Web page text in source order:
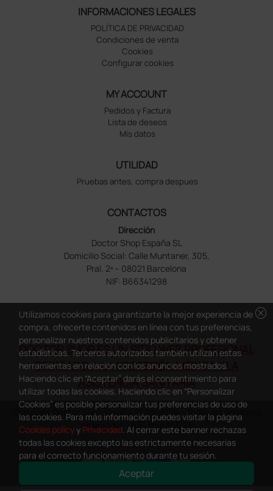
INFORMACIONES LEGALES
POLÍTICA DE PRIVACIDAD
Condiciones de venta
Cookies
Configurar cookies
MY ACCOUNT
Pedidos y Factura
Lista de deseos
Mis datos
UTILIDAD
Pruebas antes, compra despues
CONTACTOS
Dirección
Doctor Shop España SL
Domicilio Social: Calle Muntaner, 305,
Pral. 2ª – 08021 Barcelona
NIF: B66341298
DOCTOR SHOP ES UN SITIO WEB PROFESIONAL
DEDICADO A LA PROFESIÓN MÉDICA Y LA
ASISTENCIA SANITARIA
Copyright Doctor Shop España 2005-2026 - Todos los derechos
reservados - NIF.: B66341298
cancel
Utilizamos cookies para garantizarte la mejor experiencia de
compra, ofrecerte contenidos en línea con tus preferencias,
personalizar nuestros contenidos publicitarios y obtener
estadísticas. Terceros autorizados también utilizan estas
herramientas en relación con los anuncios mostrados.
Haciendo clic en “Aceptar” darás el consentimiento para
utilizar todas las cookies. Haciendo clic en “Personalizar
Cookies” es posible personalizar tus preferencias de uso de
las cookies. Para más información puedes visitar la página
Cookies policyy Privacidad. Al cerrar este banner rechazas
todas las cookies excepto las estrictamente necesarias
para el correcto funcionamiento durante tu sesión.
Aceptar